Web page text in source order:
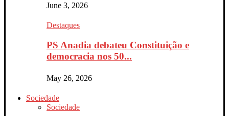
June 3, 2026
Destaques
PS Anadia debateu Constituição e
democracia nos 50...
May 26, 2026
Sociedade
Sociedade